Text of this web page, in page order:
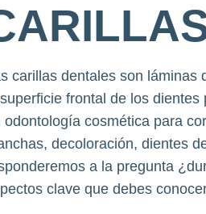
carillas dentales son láminas
superficie frontal de los
odontología cosmética para
decoloración, dientes
a la pregunta
clave que debes